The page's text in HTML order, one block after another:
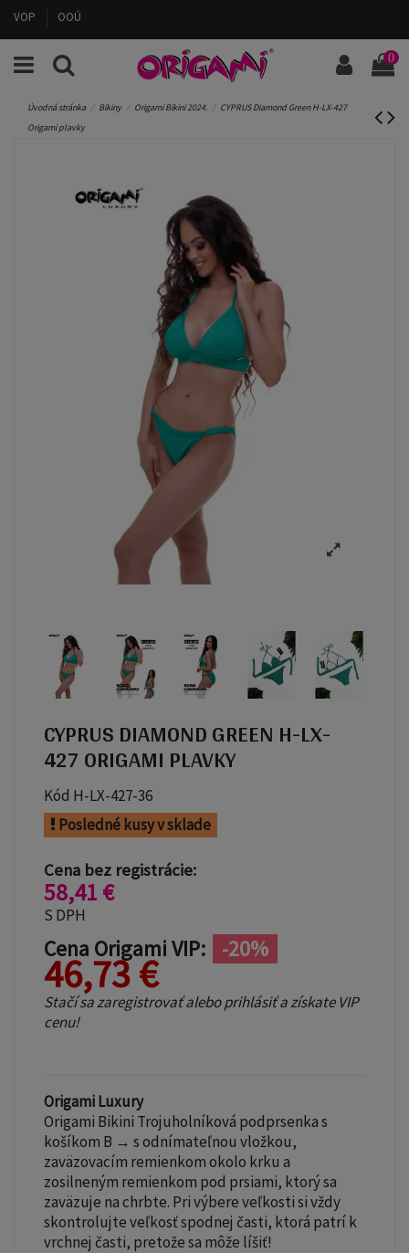
VOP OOÚ
0
Úvodná stránka Bikiny Origami Bikini 2024.
CYPRUS Diamond Green H-LX-427
Origami plavky
CYPRUS DIAMOND GREEN H-LX-
427 ORIGAMI PLAVKY
Kód H-LX-427-36
Posledné kusy v sklade
Cena bez registrácie:
58,41 €
S DPH
Cena Origami VIP: -20%
46,73 €
Stačí sa zaregistrovať alebo prihlásiť a získate VIP
cenu!
Origami Luxury
Origami Bikini Trojuholníková podprsenka s
košíkom B → s odnímateľnou vložkou,
zaväzovacím remienkom okolo krku a
zosilneným remienkom pod prsiami, ktorý sa
zaväzuje na chrbte. Pri výbere veľkosti si vždy
skontrolujte veľkosť spodnej časti, ktorá patrí k
vrchnej časti, pretože sa môže líšiť!